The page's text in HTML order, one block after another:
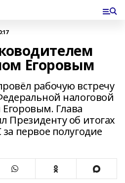
Егоровым
рабочую встречу
налоговой
Глава
Президенту об итогах
первое полугодие